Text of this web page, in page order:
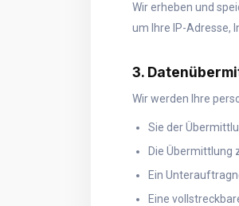
Wir erheben und
um Ihre IP-Adresse,
3.
Wir werden Ihre
Sie der
Die Übermittlung
Ein
Eine